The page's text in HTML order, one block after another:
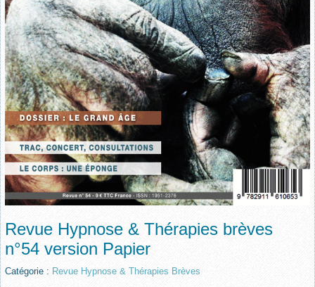
Revue Hypnose & Thérapies brèves
n°54 version Papier
Catégorie : Revue Hypnose & Thérapies Brèves